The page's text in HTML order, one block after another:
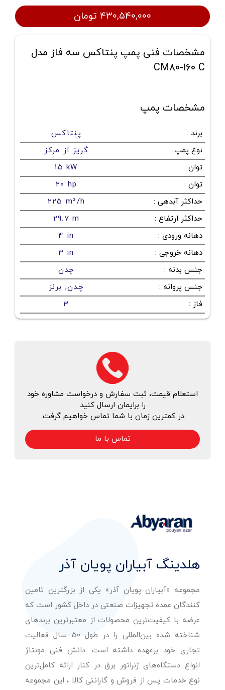
۴۳۰,۵۴۰,۰۰۰ تومان
مشخصات فنی پمپ پنتاکس سه فاز مدل
CM80-160 C
مشخصات پمپ
برند :
پنتاکس
نوع پمپ :
گریز از مرکز
توان :
15 kW
توان :
20 hp
حداکثر آبدهی :
225 m³/h
حداکثر ارتفاع :
29.7 m
دهانه ورودی :
4 in
دهانه خروجی :
3 in
جنس بدنه :
چدن
جنس پروانه :
چدن, برنز
فاز :
3
استعلام قیمت، ثبت سفارش و درخواست مشاوره خود
را برایمان ارسال کنید
در کمترین زمان با شما تماس خواهیم گرفت.
تماس با ما
هلدینگ آبیاران پویان آذر
مجموعه «آبیاران پویان آذر» یکی از بزرگترین تامین
کنندگان عمده تجهیزات صنعتی در داخل کشور است که
عرضه با کیفیت‌ترین محصولات از معتبرترین برندهای
شناخته شده بین‌المللی را در طول 50 سال فعالیت
تجاری خود برعهده داشته است. دانش فنی مونتاژ
انواع دستگاه‌های ژنراتور برق در کنار ارائه کامل‌ترین
نوع خدمات پس از فروش و گارانتی کالا ، این مجموعه